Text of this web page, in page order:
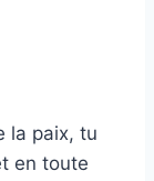
la paix, tu
en toute